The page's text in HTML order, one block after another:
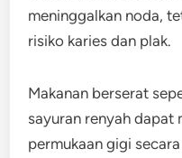
meninggalkan noda,
risiko karies dan plak.
Makanan berserat
sayuran renyah dapat
permukaan gigi